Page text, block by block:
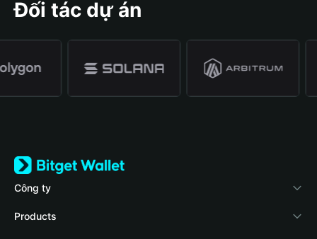
Đối tác dự án
Công ty
Về Bitget Wallet
Products